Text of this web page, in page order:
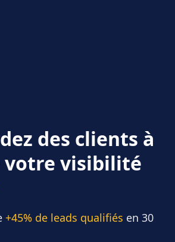
des clients à
votre visibilité
+45% de leads qualifiés en 30